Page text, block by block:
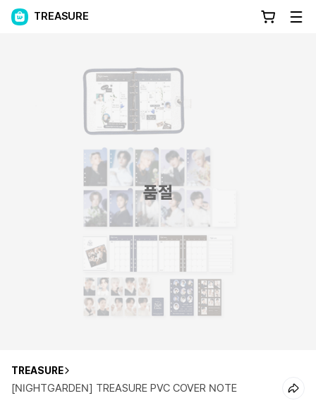
TREASURE
품절
TREASURE
[NIGHTGARDEN] TREASURE PVC COVER NOTE